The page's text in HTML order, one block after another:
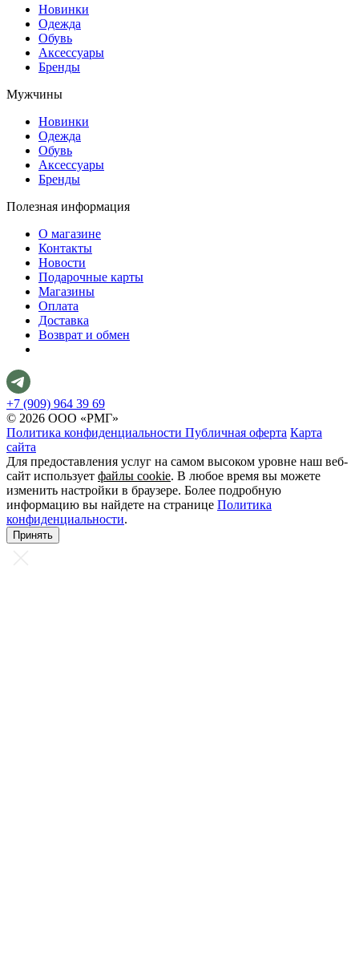
Новинки
Одежда
Обувь
Аксессуары
Бренды
Мужчины
Новинки
Одежда
Обувь
Аксессуары
Бренды
Полезная информация
О магазине
Контакты
Новости
Подарочные карты
Магазины
Оплата
Доставка
Возврат и обмен
+7 (909) 964 39 69
© 2026 ООО «РМГ»
Политика конфиденциальности Публичная оферта Карта
сайта
Для предоставления услуг на самом высоком уровне наш веб-
сайт использует файлы cookie. В любое время вы можете
изменить настройки в браузере. Более подробную
информацию вы найдете на странице Политика
конфиденциальности.
Принять